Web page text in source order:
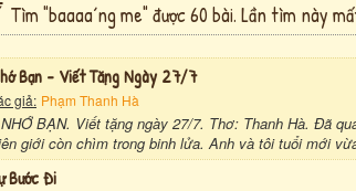
Tìm "baaaa´ng me" được 60 bài. Lần tìm này
Bạn - Viết Tặng Ngày 27/7
giả: Phạm Thanh Hà
NHỚ BẠN. Viết tặng ngày 27/7. Thơ: Thanh Hà. Đã
giới còn chìm trong binh lửa. Anh và tôi tuổi mới
Bước Đi